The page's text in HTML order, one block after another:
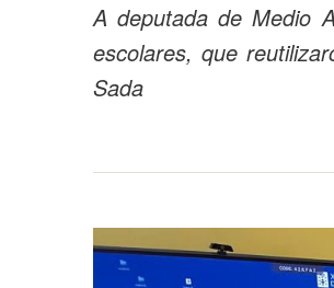
A deputada de Medio
escolares, que
Sada